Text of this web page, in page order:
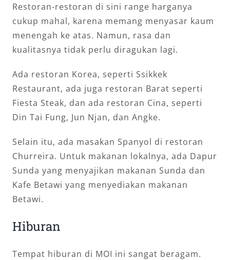
Restoran-restoran di sini range harganya
cukup mahal, karena memang menyasar kaum
menengah ke atas. Namun, rasa dan
kualitasnya tidak perlu diragukan lagi.
Ada restoran Korea, seperti Ssikkek
Restaurant, ada juga restoran Barat seperti
Fiesta Steak, dan ada restoran Cina, seperti
Din Tai Fung, Jun Njan, dan Angke.
Selain itu, ada masakan Spanyol di restoran
Churreira. Untuk makanan lokalnya, ada Dapur
Sunda yang menyajikan makanan Sunda dan
Kafe Betawi yang menyediakan makanan
Betawi.
Hiburan
Tempat hiburan di MOI ini sangat beragam.